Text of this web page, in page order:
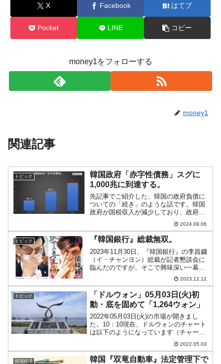
X Facebook はてブ
Pocket LINE コピー
money1をフォローする
money1
関連記事
トピック
韓国政府「赤字性債務」スグに
1,000兆に到達する。
先記事でご紹介した、韓国の政府負債に
ついての「続き」のような話です。韓国
政府が国税収入が減少しており、政府予
算を回すことが困難になっています。キ
ャッシュフローを回すためにはどこかか
らお金を入手しなければなりません。資
金の手当には以下の手段が...
2024.09.06
トピック 『韓国銀行』総裁無双。
2023年11月30日、『韓国銀行』の李昌鏞
（イ・チャンヨン）総裁が記者懇談会に
臨んだのですが、そこで興味深い一幕が
ありました。記者から「『韓国銀行』は
政府と頻繁にMTGを行っているのだが、
政府の方針に影響を受けて中央銀行とし
ての独立性に関...
2023.12.12
トピック
「ドルウォン」05月03日(火)初
動・底を固めて「1,264ウォン」
2022年05月03日(火)の市場が開きまし
た。10：10現在、ドルウォンのチャート
は以下のようになっています（チャート
は『Investing.com』より引用）。前日は
一時「1ドル＝1,270ウォン」まで届いた
のですが、最終盤に崩れでロー...
2022.05.03
韓国経済
韓国『双竜自動車』法定管理下で